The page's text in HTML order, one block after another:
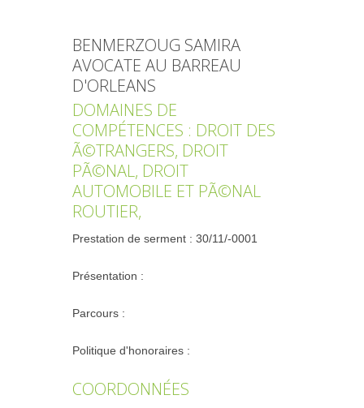
BENMERZOUG SAMIRA
AVOCATE AU BARREAU
D'ORLEANS
DOMAINES DE
COMPÉTENCES : DROIT DES
Ã©TRANGERS, DROIT
PÃ©NAL, DROIT
AUTOMOBILE ET PÃ©NAL
ROUTIER,
Prestation de serment : 30/11/-0001
Présentation :
Parcours :
Politique d'honoraires :
COORDONNÉES